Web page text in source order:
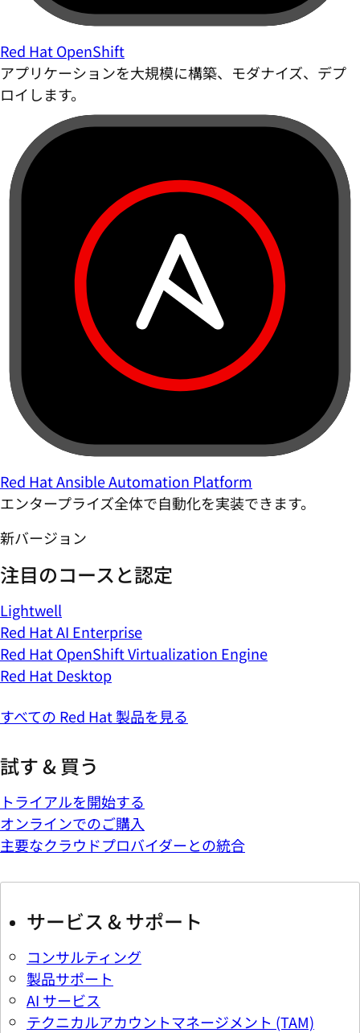
Red Hat OpenShift
アプリケーションを大規模に構築、モダナイズ、デプ
ロイします。
Red Hat Ansible Automation Platform
エンタープライズ全体で自動化を実装できます。
新バージョン
注目のコースと認定
Lightwell
Red Hat AI Enterprise
Red Hat OpenShift Virtualization Engine
Red Hat Desktop
すべての Red Hat 製品を見る
試す & 買う
トライアルを開始する
オンラインでのご購入
主要なクラウドプロバイダーとの統合
サービス & サポート
コンサルティング
製品サポート
AI サービス
テクニカルアカウントマネージメント (TAM)